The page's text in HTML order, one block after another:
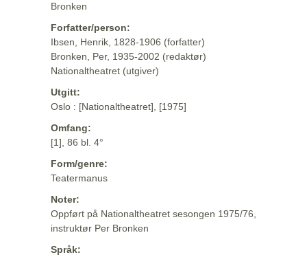
Bronken
Forfatter/person:
Ibsen, Henrik, 1828-1906 (forfatter)
Bronken, Per, 1935-2002 (redaktør)
Nationaltheatret (utgiver)
Utgitt:
Oslo : [Nationaltheatret], [1975]
Omfang:
[1], 86 bl. 4°
Form/genre:
Teatermanus
Noter:
Oppført på Nationaltheatret sesongen 1975/76,
instruktør Per Bronken
Språk: